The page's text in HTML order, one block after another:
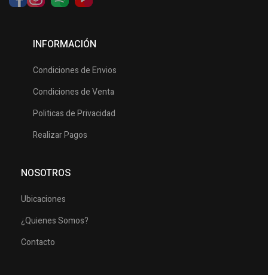
INFORMACIÓN
Condiciones de Envios
Condiciones de Venta
Politicas de Privacidad
Realizar Pagos
NOSOTROS
Ubicaciones
¿Quienes Somos?
Contacto